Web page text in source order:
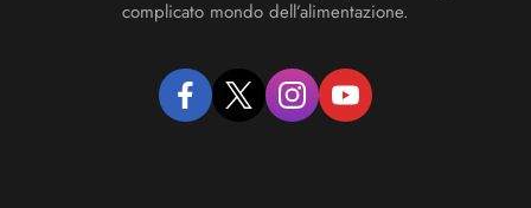
complicato mondo dell’alimentazione.
facebooktwitter instagramyoutube